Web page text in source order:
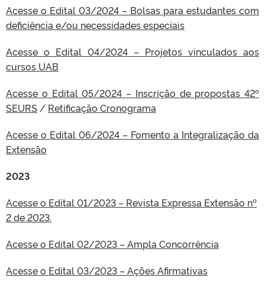
Acesse o Edital 03/2024 – Bolsas para estudantes com
deficiência e/ou necessidades especiais
Acesse o Edital 04/2024 – Projetos vinculados aos
cursos UAB
Acesse o Edital 05/2024 – Inscrição de propostas 42º
SEURS / Retificação Cronograma
Acesse o Edital 06/2024 – Fomento a Integralização da
Extensão
2023
Acesse o Edital 01/2023 – Revista Expressa Extensão nº
2 de 2023.
Acesse o Edital 02/2023 – Ampla Concorrência
Acesse o Edital 03/2023 – Ações Afirmativas